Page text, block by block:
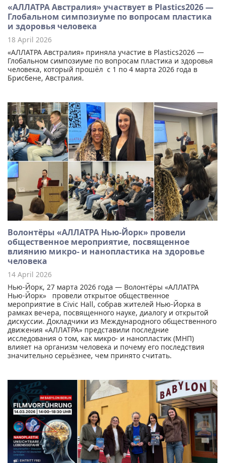
«АЛЛАТРА Австралия» участвует в Plastics2026 —
Глобальном симпозиуме по вопросам пластика
и здоровья человека
18 April 2026
«АЛЛАТРА Австралия» приняла участие в Plastics2026 —
Глобальном симпозиуме по вопросам пластика и здоровья
человека, который прошёл с 1 по 4 марта 2026 года в
Брисбене, Австралия.
Волонтёры «АЛЛАТРА Нью-Йорк» провели
общественное мероприятие, посвященное
влиянию микро- и нанопластика на здоровье
человека
14 April 2026
Нью-Йорк, 27 марта 2026 года — Волонтёры «АЛЛАТРА
Нью-Йорк» провели открытое общественное
мероприятие в Civic Hall, собрав жителей Нью-Йорка в
рамках вечера, посвященного науке, диалогу и открытой
дискуссии. Докладчики из Международного общественного
движения «АЛЛАТРА» представили последние
исследования о том, как микро- и нанопластик (МНП)
влияет на организм человека и почему его последствия
значительно серьёзнее, чем принято считать.